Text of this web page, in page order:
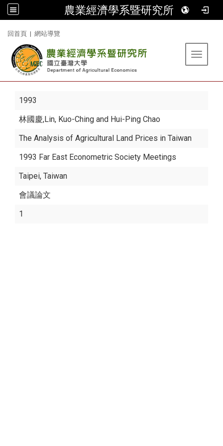
農業經濟學系暨研究所
回首頁 | 網站導覽
Toggle
1993
林國慶,Lin, Kuo-Ching and Hui-Ping Chao
The Analysis of Agricultural Land Prices in Taiwan
1993 Far East Econometric Society Meetings
Taipei, Taiwan
會議論文
1